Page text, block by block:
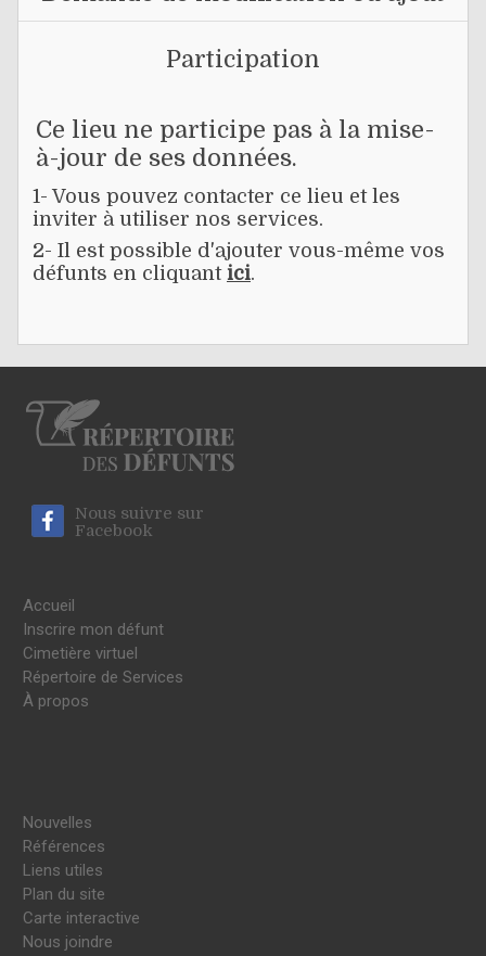
Participation
Ce lieu ne participe pas à la mise-
à-jour de ses données.
1- Vous pouvez contacter ce lieu et les
inviter à utiliser nos services.
2- Il est possible d'ajouter vous-même vos
défunts en cliquant ici.
Nous suivre sur
Facebook
Accueil
Inscrire mon défunt
Cimetière virtuel
Répertoire de Services
À propos
Nouvelles
Références
Liens utiles
Plan du site
Carte interactive
Nous joindre